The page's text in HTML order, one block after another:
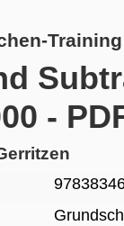
Training
-